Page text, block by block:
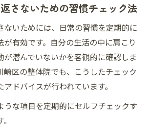
さないための習慣チェック法
ないためには、日常の習慣を定期的に
が有効です。自分の生活の中に肩こり
が潜んでいないかを客観的に確認しま
崎区の整体院でも、こうしたチェック
ドバイスが行われています。
うな項目を定期的にセルフチェックす